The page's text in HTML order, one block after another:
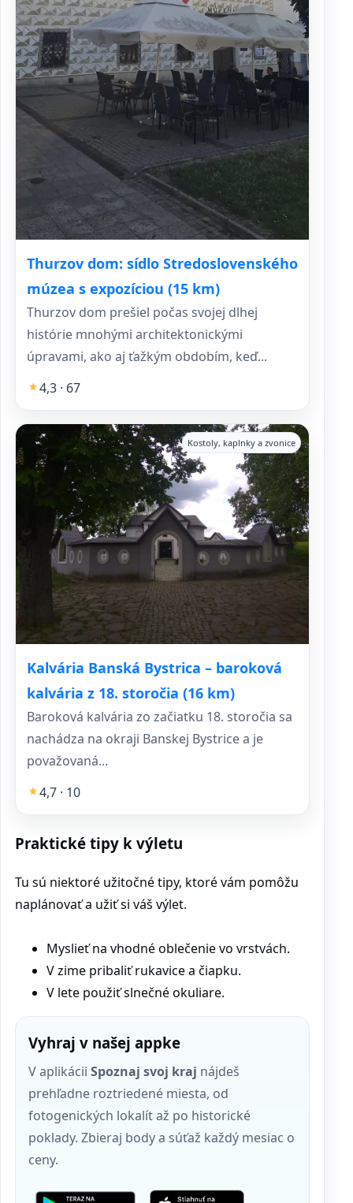
Thurzov dom: sídlo Stredoslovenského
múzea s expozíciou (15 km)
Thurzov dom prešiel počas svojej dlhej
histórie mnohými architektonickými
úpravami, ako aj ťažkým obdobím, keď...
4,3 · 67
Kalvária Banská Bystrica – baroková
kalvária z 18. storočia (16 km)
Kostoly, kaplnky a zvonice
Baroková kalvária zo začiatku 18. storočia sa
nachádza na okraji Banskej Bystrice a je
považovaná...
4,7 · 10
Praktické tipy k výletu
Tu sú niektoré užitočné tipy, ktoré vám pomôžu
naplánovať a užiť si váš výlet.
Myslieť na vhodné oblečenie vo vrstvách.
V zime pribaliť rukavice a čiapku.
V lete použiť slnečné okuliare.
Vyhraj v našej appke
V aplikácii Spoznaj svoj kraj nájdeš
prehľadne roztriedené miesta, od
fotogenických lokalít až po historické
poklady. Zbieraj body a súťaž každý mesiac o
ceny.